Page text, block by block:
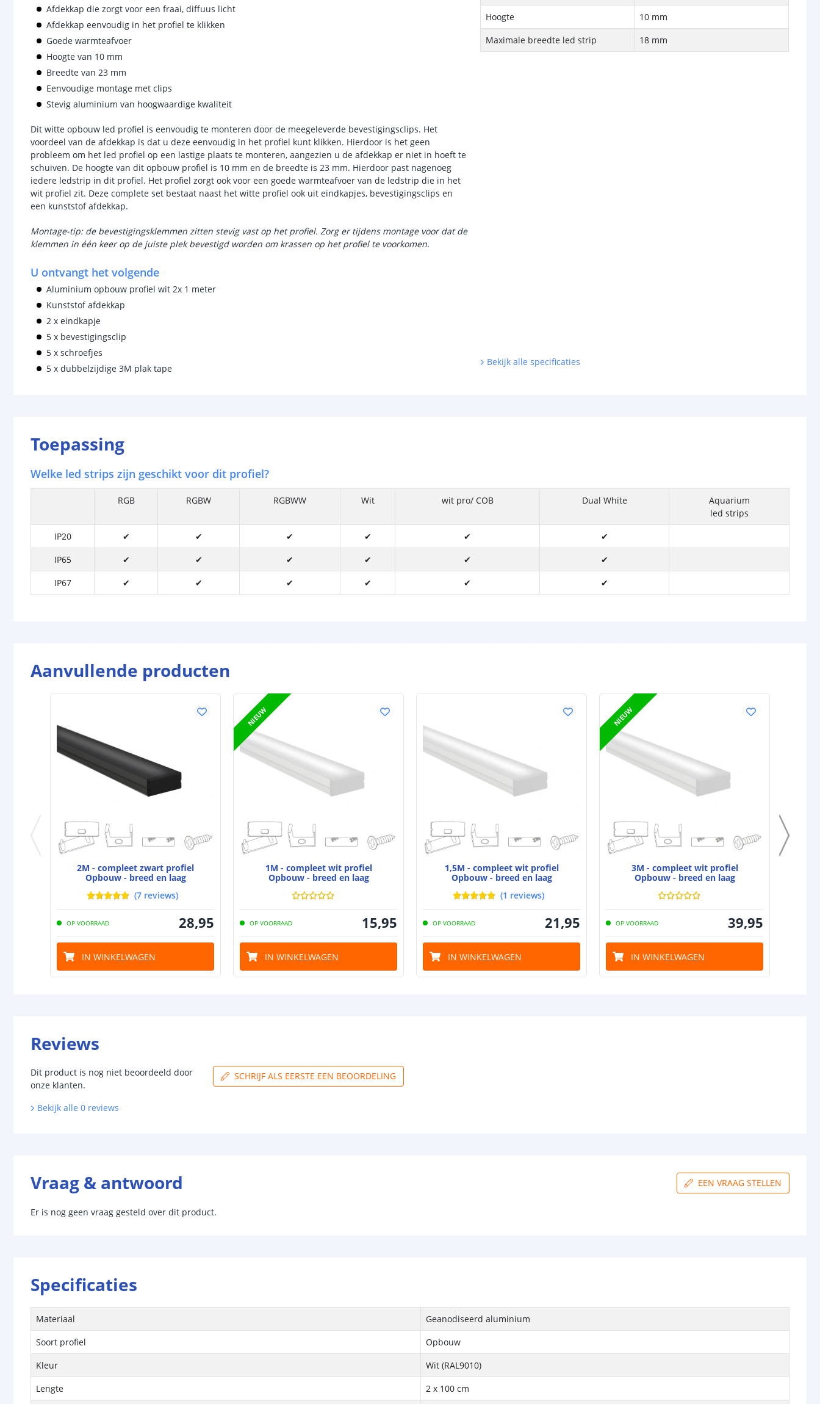
Afdekkap die zorgt voor een fraai, diffuus licht
Afdekkap eenvoudig in het profiel te klikken
Goede warmteafvoer
Hoogte van 10 mm
Breedte van 23 mm
Eenvoudige montage met clips
Stevig aluminium van hoogwaardige kwaliteit
Dit witte opbouw led profiel is eenvoudig te monteren door de meegeleverde bevestigingsclips. Het
voordeel van de afdekkap is dat u deze eenvoudig in het profiel kunt klikken. Hierdoor is het geen
probleem om het led profiel op een lastige plaats te monteren, aangezien u de afdekkap er niet in hoeft te
schuiven. De hoogte van dit opbouw profiel is 10 mm en de breedte is 23 mm. Hierdoor past nagenoeg
iedere ledstrip in dit profiel. Het profiel zorgt ook voor een goede warmteafvoer van de ledstrip die in het
wit profiel zit. Deze complete set bestaat naast het witte profiel ook uit eindkapjes, bevestigingsclips en
een kunststof afdekkap.
Montage-tip: de bevestigingsklemmen zitten stevig vast op het profiel. Zorg er tijdens montage voor dat de
klemmen in één keer op de juiste plek bevestigd worden om krassen op het profiel te voorkomen.
U ontvangt het volgende
Aluminium opbouw profiel wit 2x 1 meter
Kunststof afdekkap
2 x eindkapje
5 x bevestigingsclip
5 x schroefjes
5 x dubbelzijdige 3M plak tape
Hoogte
10 mm
Maximale breedte led strip
18 mm
Bekijk alle specificaties
Toepassing
Welke led strips zijn geschikt voor dit profiel?
RGB RGBW RGBWW Wit wit pro/ COB Dual White
Aquarium
led strips
IP20
✔ ✔ ✔ ✔ ✔
✔
IP65
✔ ✔ ✔ ✔ ✔
✔
IP67
✔ ✔ ✔ ✔ ✔ ✔
Aanvullende producten
2M - compleet zwart profiel
Opbouw - breed en laag
(7 reviews)
OP VOORRAAD 28,95
IN WINKELWAGEN
NIEUW
1M - compleet wit profiel
Opbouw - breed en laag
OP VOORRAAD 15,95
IN WINKELWAGEN
1,5M - compleet wit profiel
Opbouw - breed en laag
(1 reviews)
OP VOORRAAD 21,95
IN WINKELWAGEN
NIEUW
3M - compleet wit profiel
Opbouw - breed en laag
OP VOORRAAD 39,95
IN WINKELWAGEN
Reviews
Dit product is nog niet beoordeeld door
onze klanten.
SCHRIJF ALS EERSTE EEN BEOORDELING
Bekijk alle 0 reviews
Vraag & antwoord EEN VRAAG STELLEN
Er is nog geen vraag gesteld over dit product.
Specificaties
Materiaal
Geanodiseerd aluminium
Soort profiel
Opbouw
Kleur
Wit (RAL9010)
Lengte
2 x 100 cm